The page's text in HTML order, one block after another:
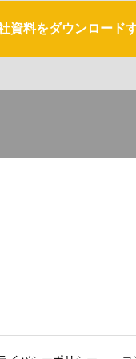
資料をダウンロード